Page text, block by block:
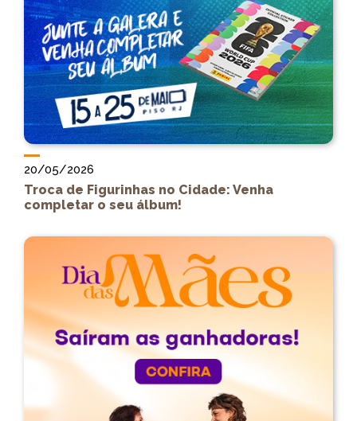
20/05/2026
Troca de Figurinhas no Cidade: Venha
completar o seu álbum!